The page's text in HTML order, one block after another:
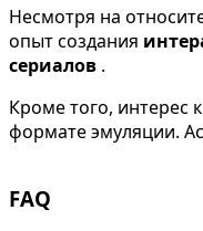
Несмотря на
опыт создания
сериалов .
Кроме того, интерес
формате эмуляции.
FAQ